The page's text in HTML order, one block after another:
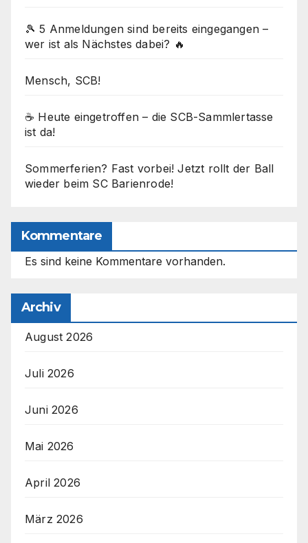
🎾 5 Anmeldungen sind bereits eingegangen –
wer ist als Nächstes dabei? 🔥
Mensch, SCB!
☕ Heute eingetroffen – die SCB-Sammlertasse
ist da!
Sommerferien? Fast vorbei! Jetzt rollt der Ball
wieder beim SC Barienrode!
Kommentare
Es sind keine Kommentare vorhanden.
Archiv
August 2026
Juli 2026
Juni 2026
Mai 2026
April 2026
März 2026